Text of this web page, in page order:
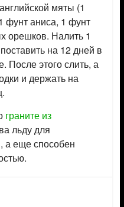
мяты (1
фунт аниса, 1 фунт
орешков. Налить 1
на 12 дней в
После этого слить, а
и держать на
граните из
льду для
а еще способен